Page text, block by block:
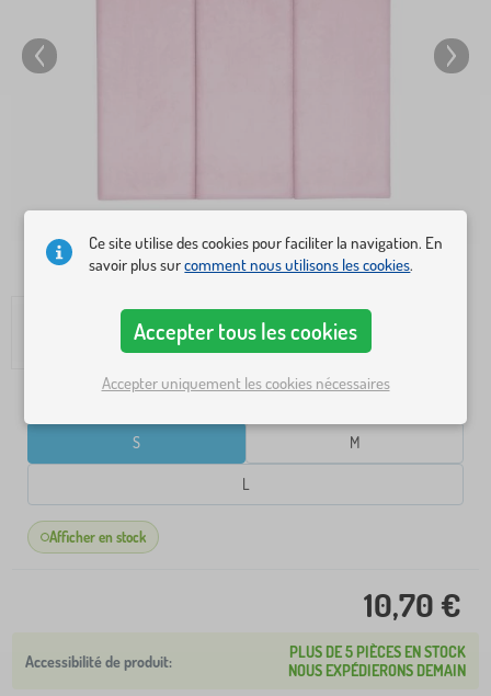
S M
L
Afficher en stock
10,70 €
PLUS DE 5 PIÈCES EN STOCK
NOUS EXPÉDIERONS DEMAIN
Ce site utilise des cookies pour faciliter la navigation. En
savoir plus surcomment nous utilisons les cookies.
Accepter tous les cookies
Accepter uniquement les cookies nécessaires